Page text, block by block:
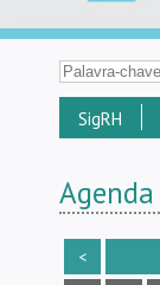
SigRH
Agenda
<